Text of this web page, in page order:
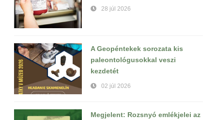
28 júl 2026
A Geopéntekek sorozata kis
paleontológusokkal veszi
kezdetét
02 júl 2026
Megjelent: Rozsnyó emlékjelei az